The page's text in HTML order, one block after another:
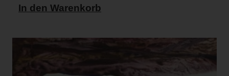
In den Warenkorb